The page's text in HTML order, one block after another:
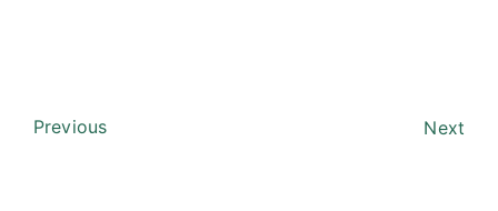
Previous Next